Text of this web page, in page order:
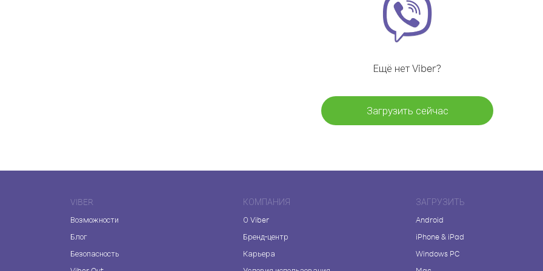
Ещё нет Viber?
Загрузить сейчас
VIBER
Возможности
Блог
Безопасность
КОМПАНИЯ
О Viber
Бренд-центр
Карьера
ЗАГРУЗИТЬ
Android
iPhone & iPad
Windows PC